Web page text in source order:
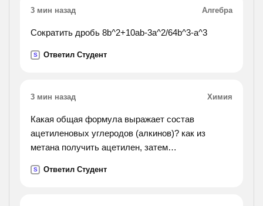
3 мин назад Алгебра
Сократить дробь 8b^2+10ab-3a^2/64b^3-a^3
S Ответил Студент
3 мин назад Химия
Какая общая формула выражает состав
ацетиленовых углеродов (алкинов)? как из
метана получить ацетилен, затем
S Ответил Студент